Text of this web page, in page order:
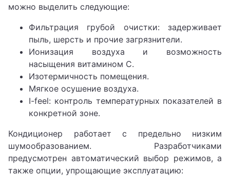
можно выделить следующие:
Фильтрация грубой очистки: задерживает
пыль, шерсть и прочие загрязнители.
Ионизация воздуха и возможность
насыщения витамином С.
Изотермичность помещения.
Мягкое осушение воздуха.
I-feel: контроль температурных показателей в
конкретной зоне.
Кондиционер работает с предельно низким
шумообразованием. Разработчиками
предусмотрен автоматический выбор режимов, а
также опции, упрощающие эксплуатацию: